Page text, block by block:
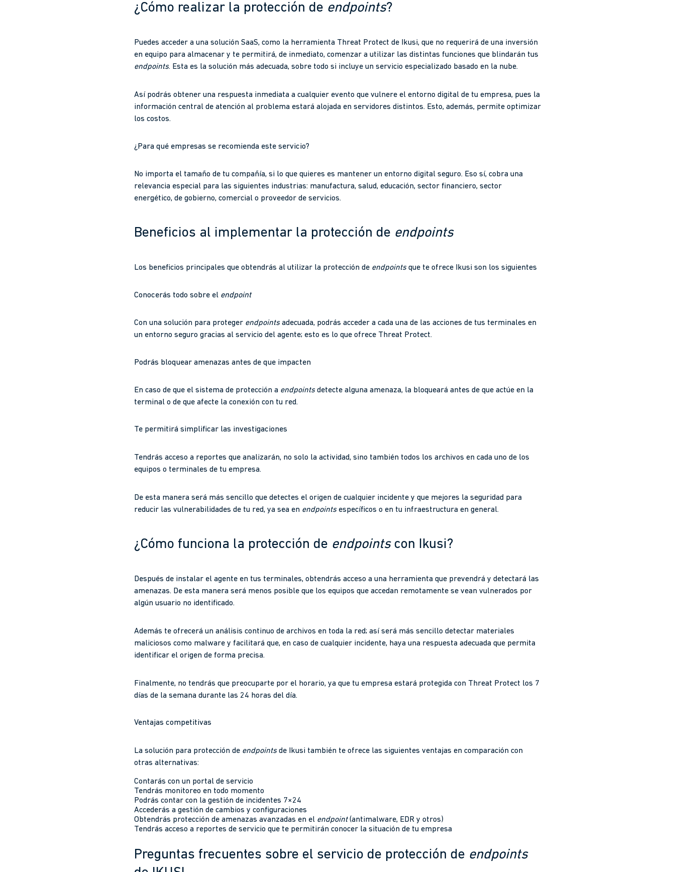
¿Cómo realizar la protección de endpoints?
Puedes acceder a una solución SaaS, como la herramienta Threat Protect de Ikusi, que no requerirá de una inversión
en equipo para almacenar y te permitirá, de inmediato, comenzar a utilizar las distintas funciones que blindarán tus
endpoints. Esta es la solución más adecuada, sobre todo si incluye un servicio especializado basado en la nube.
Así podrás obtener una respuesta inmediata a cualquier evento que vulnere el entorno digital de tu empresa, pues la
información central de atención al problema estará alojada en servidores distintos. Esto, además, permite optimizar
los costos.
¿Para qué empresas se recomienda este servicio?
No importa el tamaño de tu compañía, si lo que quieres es mantener un entorno digital seguro. Eso sí, cobra una
relevancia especial para las siguientes industrias: manufactura, salud, educación, sector financiero, sector
energético, de gobierno, comercial o proveedor de servicios.
Beneficios al implementar la protección de endpoints
Los beneficios principales que obtendrás al utilizar la protección de endpointsque te ofrece Ikusi son los siguientes
Conocerás todo sobre el endpoint
Con una solución para proteger endpointsadecuada, podrás acceder a cada una de las acciones de tus terminales en
un entorno seguro gracias al servicio del agente; esto es lo que ofrece Threat Protect.
Podrás bloquear amenazas antes de que impacten
En caso de que el sistema de protección a endpointsdetecte alguna amenaza, la bloqueará antes de que actúe en la
terminal o de que afecte la conexión con tu red.
Te permitirá simplificar las investigaciones
Tendrás acceso a reportes que analizarán, no solo la actividad, sino también todos los archivos en cada uno de los
equipos o terminales de tu empresa.
De esta manera será más sencillo que detectes el origen de cualquier incidente y que mejores la seguridad para
reducir las vulnerabilidades de tu red, ya sea en endpointsespecíficos o en tu infraestructura en general.
¿Cómo funciona la protección de endpointscon Ikusi?
Después de instalar el agente en tus terminales, obtendrás acceso a una herramienta que prevendrá y detectará las
amenazas. De esta manera será menos posible que los equipos que accedan remotamente se vean vulnerados por
algún usuario no identificado.
Además te ofrecerá un análisis continuo de archivos en toda la red; así será más sencillo detectar materiales
maliciosos como malware y facilitará que, en caso de cualquier incidente, haya una respuesta adecuada que permita
identificar el origen de forma precisa.
Finalmente, no tendrás que preocuparte por el horario, ya que tu empresa estará protegida con Threat Protect los 7
días de la semana durante las 24 horas del día.
Ventajas competitivas
La solución para protección de endpointsde Ikusi también te ofrece las siguientes ventajas en comparación con
otras alternativas:
Contarás con un portal de servicio
Tendrás monitoreo en todo momento
Podrás contar con la gestión de incidentes 7×24
Accederás a gestión de cambios y configuraciones
Obtendrás protección de amenazas avanzadas en el endpoint(antimalware, EDR y otros)
Tendrás acceso a reportes de servicio que te permitirán conocer la situación de tu empresa
Preguntas frecuentes sobre el servicio de protección de endpoints